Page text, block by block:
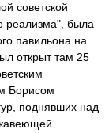
советской
реализма", была
павильона на
открыт там 25
Борисом
поднявших над